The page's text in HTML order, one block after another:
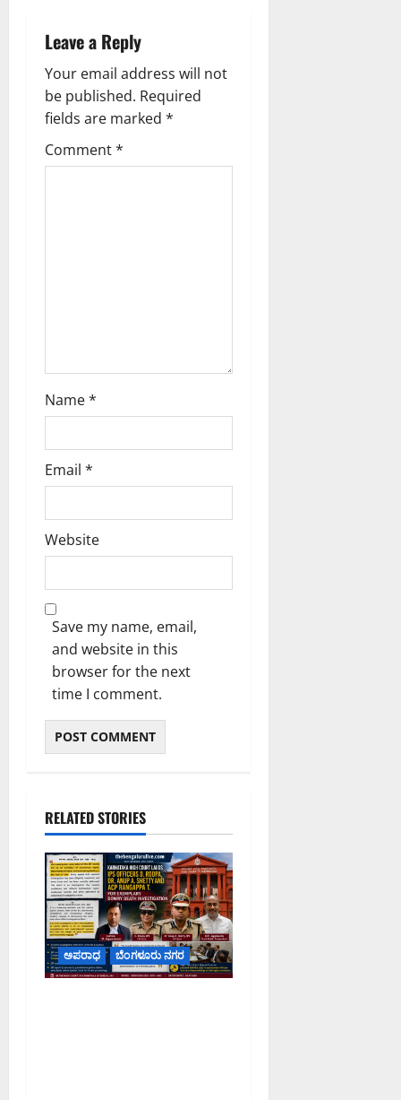
v
i
g
a
t
Leave a Reply
Your email address will not
be published. Required
fields are marked *
Comment*
Name*
Email *
Website
Save my name, email,
and website in this
browser for the next
time I comment.
RELATED STORIES
ಅಪರಾಧ ಬೆಂಗಳೂರು ನಗರ